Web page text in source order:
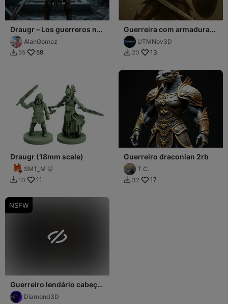
Draugr – Los guerreros no
muertos
AlanGomez
 55 59
Guerreira com armadura
dracrônica
UTMNov3D
 20 13
Draugr (18mm scale)
SMT_M 🦊
 10 11
Guerreiro draconian 2rb
T.C.
 32 17
NSFW

Guerreiro lendário cabeça
de dragão
Diamond3D